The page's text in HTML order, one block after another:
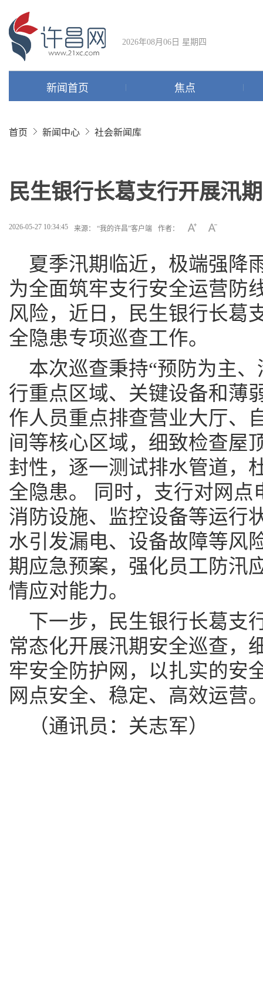
2026年08月06日 星期四
新闻首页 焦点
首页 新闻中心 社会新闻库
民生银行长葛支行开展汛
2026-05-27 10:34:45 来源： “我的许昌”客户端 作者：
夏季汛期临近，极端强降
为全面筑牢支行安全运营防
风险，近日，民生银行长葛
全隐患专项巡查工作。
本次巡查秉持“预防为主
行重点区域、关键设备和薄
作人员重点排查营业大厅、
间等核心区域，细致检查屋
封性，逐一测试排水管道，
全隐患。 同时，支行对网点
消防设施、监控设备等运行
水引发漏电、设备故障等风
期应急预案，强化员工防汛
情应对能力。
下一步，民生银行长葛支
常态化开展汛期安全巡查，
牢安全防护网，以扎实的安
网点安全、稳定、高效运营
（通讯员：关志军）